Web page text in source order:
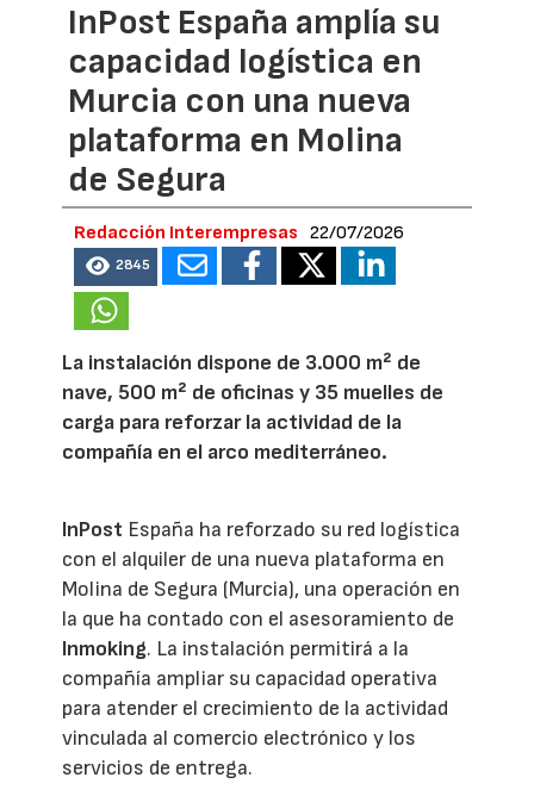
InPost España amplía su
capacidad logística en
Murcia con una nueva
plataforma en Molina
de Segura
Redacción Interempresas 22/07/2026
2845
La instalación dispone de 3.000 m² de
nave, 500 m² de oficinas y 35 muelles de
carga para reforzar la actividad de la
compañía en el arco mediterráneo.
InPost España ha reforzado su red logística
con el alquiler de una nueva plataforma en
Molina de Segura (Murcia), una operación en
la que ha contado con el asesoramiento de
Inmoking. La instalación permitirá a la
compañía ampliar su capacidad operativa
para atender el crecimiento de la actividad
vinculada al comercio electrónico y los
servicios de entrega.